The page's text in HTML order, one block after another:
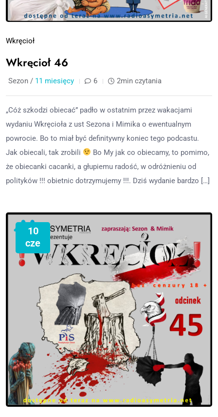
Wkręcioł
Wkręcioł 46
Sezon / 11 miesięcy 6 2min czytania
„Cóż szkodzi obiecać” padło w ostatnim przez wakacjami
wydaniu Wkręcioła z ust Sezona i Mimika o ewentualnym
powrocie. Bo to miał być definitywny koniec tego podcastu.
Jak obiecali, tak zrobili
Bo My jak co obiecamy, to pomimo,
że obiecanki cacanki, a głupiemu radość, w odróżnieniu od
polityków !!! obietnic dotrzymujemy !!!. Dziś wydanie bardzo […]
10
cze